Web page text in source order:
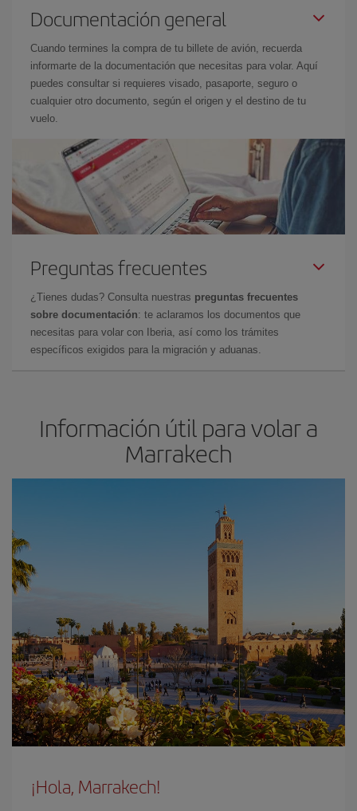
Documentación general
Cuando termines la compra de tu billete de avión, recuerda
informarte de la documentación que necesitas para volar. Aquí
puedes consultar si requieres visado, pasaporte, seguro o
cualquier otro documento, según el origen y el destino de tu
vuelo.
Preguntas frecuentes
¿Tienes dudas? Consulta nuestras preguntas frecuentes
sobre documentación: te aclaramos los documentos que
necesitas para volar con Iberia, así como los trámites
específicos exigidos para la migración y aduanas.
Información útil para volar a
Marrakech
¡Hola, Marrakech!